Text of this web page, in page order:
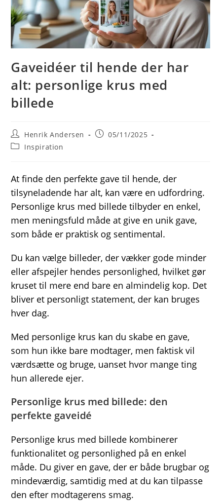
Gaveidéer til hende der har
alt: personlige krus med
billede
Post
author:
Henrik Andersen
Post05/11/2025
PostInspiration
At finde den perfekte gave til hende, der
tilsyneladende har alt, kan være en udfordring.
Personlige krus med billede tilbyder en enkel,
men meningsfuld måde at give en unik gave,
som både er praktisk og sentimental.
Du kan vælge billeder, der vækker gode minder
eller afspejler hendes personlighed, hvilket gør
kruset til mere end bare en almindelig kop. Det
bliver et personligt statement, der kan bruges
hver dag.
Med personlige krus kan du skabe en gave,
som hun ikke bare modtager, men faktisk vil
værdsætte og bruge, uanset hvor mange ting
hun allerede ejer.
Personlige krus med billede: den
perfekte gaveidé
Personlige krus med billede kombinerer
funktionalitet og personlighed på en enkel
måde. Du giver en gave, der er både brugbar og
mindeværdig, samtidig med at du kan tilpasse
den efter modtagerens smag.